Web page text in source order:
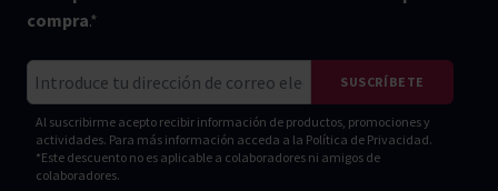
compra.*
SUSCRÍBETE
Al suscribirme acepto recibir información de productos, promociones y
actividades. Para más información acceda a la Política de Privacidad.
*Este descuento no es aplicable a colaboradores ni amigos de
colaboradores.